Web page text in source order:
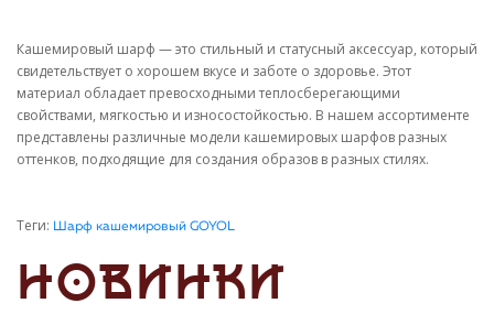
Кашемировый шарф — это стильный и статусный аксессуар, который
свидетельствует о хорошем вкусе и заботе о здоровье. Этот
материал обладает превосходными теплосберегающими
свойствами, мягкостью и износостойкостью. В нашем ассортименте
представлены различные модели кашемировых шарфов разных
оттенков, подходящие для создания образов в разных стилях.
Теги: Шарф кашемировый GOYOL
НОВИНКИ